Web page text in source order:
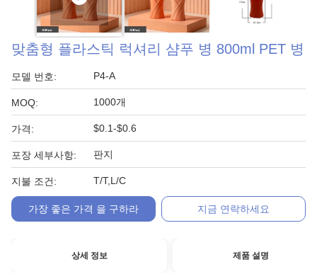
맞춤형 플라스틱 럭셔리 샴푸 병 800ml PET 병
모델 번호: P4-A
MOQ: 1000개
가격: $0.1-$0.6
포장 세부사항: 판지
지불 조건: T/T,L/C
가장 좋은 가격 을 구하라 지금 연락하세요
상세 정보 제품 설명